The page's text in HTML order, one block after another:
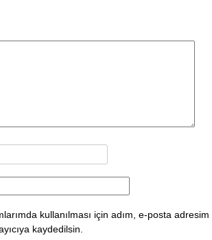
kullanılması için adım, e-posta adresim
kaydedilsin.